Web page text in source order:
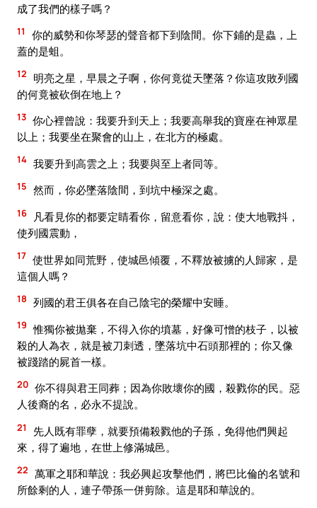
成了我們的樣子嗎？
11
你的威勢和你琴瑟的聲音都下到陰間。你下鋪的是蟲，上
蓋的是蛆。
12
明亮之星，早晨之子啊，你何竟從天墜落？你這攻敗列國
的何竟被砍倒在地上？
13 你心裡曾說：我要升到天上；我要高舉我的寶座在神眾星
以上；我要坐在聚會的山上，在北方的極處。
14 我要升到高雲之上；我要與至上者同等。
15 然而，你必墜落陰間，到坑中極深之處。
16
凡看見你的都要定睛看你，留意看你，說：使大地戰抖，
使列國震動，
17 使世界如同荒野，使城邑傾覆，不釋放被擄的人歸家，是
這個人嗎？
18 列國的君王俱各在自己陰宅的榮耀中安睡。
19 惟獨你被拋棄，不得入你的墳墓，好像可憎的枝子，以被
殺的人為衣，就是被刀刺透，墜落坑中石頭那裡的；你又像
被踐踏的屍首一樣。
20 你不得與君王同葬；因為你敗壞你的國，殺戮你的民。惡
人後裔的名，必永不提說。
21
先人既有罪孽，就要預備殺戮他的子孫，免得他們興起
來，得了遍地，在世上修滿城邑。
22 萬軍之耶和華說：我必興起攻擊他們，將巴比倫的名號和
所餘剩的人，連子帶孫一併剪除。這是耶和華說的。